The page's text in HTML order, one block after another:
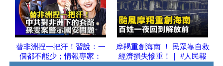
替非洲捏一把汗！習說：一
個都不能少；情報專家：
摩羯重創海南 ！ 民眾靠自救
經濟損失慘重！｜ #人民報